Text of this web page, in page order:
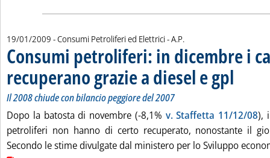
19/01/2009 - Consumi Petroliferi ed Elettrici -di:
A.P.
Consumi petroliferi: in dicembre i
recuperano grazie a diesel e gpl
Il 2008 chiude con bilancio peggiore del 2007
Dopo la batosta di novembre (-8,1% v. Staffetta 11/12/08),
petroliferi non hanno di certo recuperato, nonostante il
Secondo le stime divulgate dal ministero per lo Sviluppo